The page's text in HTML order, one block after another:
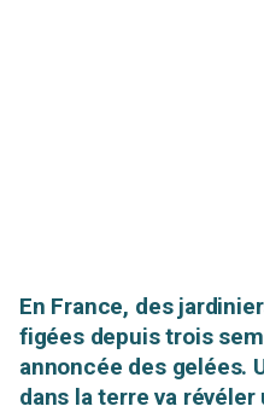
En France, des
figées depuis trois
annoncée des gelées.
dans la terre va